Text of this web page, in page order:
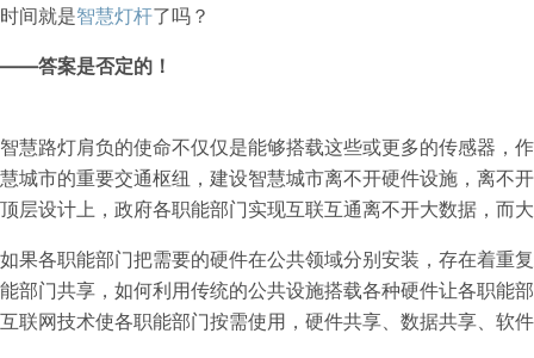
时间就是智慧灯杆了吗？
——答案是否定的！
智慧路灯肩负的使命不仅仅是能够搭载这些或更多的传感器，
慧城市的重要交通枢纽，建设智慧城市离不开硬件设施，离不开
顶层设计上，政府各职能部门实现互联互通离不开大数据，而
如果各职能部门把需要的硬件在公共领域分别安装，存在着重
能部门共享，如何利用传统的公共设施搭载各种硬件让各职能
互联网技术使各职能部门按需使用，硬件共享、数据共享、软